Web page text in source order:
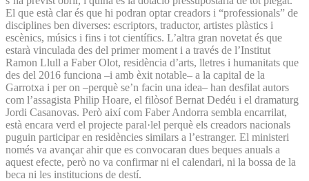
El que està clar és que hi podran optar creadors i “professionals” de
disciplines ben diverses: escriptors, traductor, artistes plàstics i
escènics, músics i fins i tot científics. L’altra gran novetat és que
estarà vinculada des del primer moment i a través de l’Institut
Ramon Llull a Faber Olot, residència d’arts, lletres i humanitats que
des del 2016 funciona –i amb èxit notable– a la capital de la
Garrotxa i per on –perquè se’n facin una idea– han desfilat autors
com l’assagista Philip Hoare, el filòsof Bernat Dedéu i el dramaturg
Jordi Casanovas. Però així com Faber Andorra sembla encarrilat,
està encara verd el projecte paral·lel perquè els creadors nacionals
puguin participar en residències similars a l’estranger. El ministeri
només va avançar ahir que es convocaran dues beques anuals a
aquest efecte, però no va confirmar ni el calendari, ni la bossa de la
beca ni les institucions de destí.